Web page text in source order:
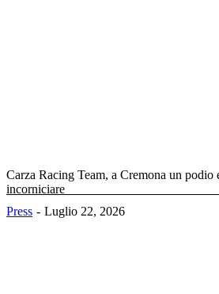
Carza Racing Team, a Cremona un podio
incorniciare
Press
Luglio 22, 2026